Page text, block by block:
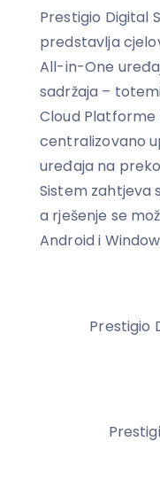
Prestigio Digital
predstavlja
All-in-One
sadržaja –
Cloud
centralizovano
uređaja na
Sistem zahtjeva
a rješenje se
Android i
Prestigio